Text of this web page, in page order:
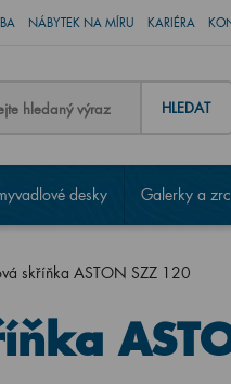
NÁBYTEK NA MÍRU KARIÉRA
HLEDAT
desky Galerky a
skříňka ASTON SZZ 120